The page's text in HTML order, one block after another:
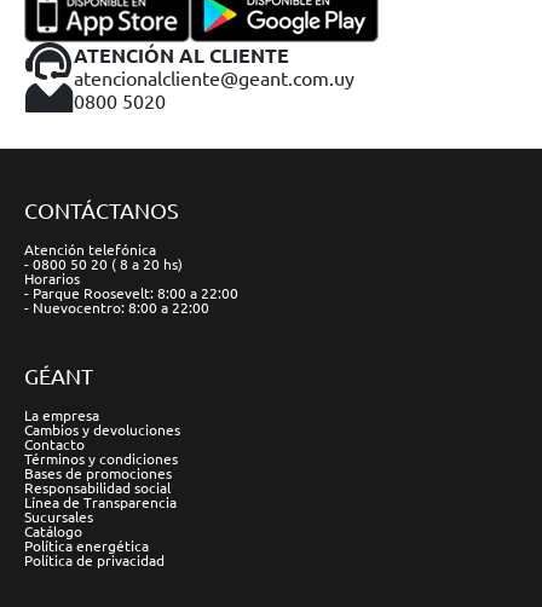
ATENCIÓN AL CLIENTE
atencionalcliente@geant.com.uy
0800 5020
CONTÁCTANOS
Atención telefónica
- 0800 50 20 ( 8 a 20 hs)
Horarios
- Parque Roosevelt: 8:00 a 22:00
- Nuevocentro: 8:00 a 22:00
GÉANT
La empresa
Cambios y devoluciones
Contacto
Términos y condiciones
Bases de promociones
Responsabilidad social
Línea de Transparencia
Sucursales
Catálogo
Política energética
Política de privacidad